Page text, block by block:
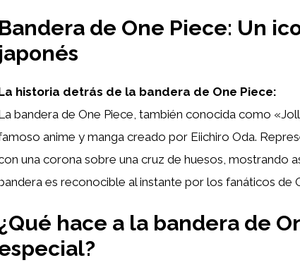
Bandera de One Piece: Un
japonés
historia detrás de la bandera de One Piece:
bandera de One Piece, también conocida como
anime y manga creado por Eiichiro Oda.
una corona sobre una cruz de huesos, mostrando
es reconocible al instante por los fanáticos de
hace a la bandera de